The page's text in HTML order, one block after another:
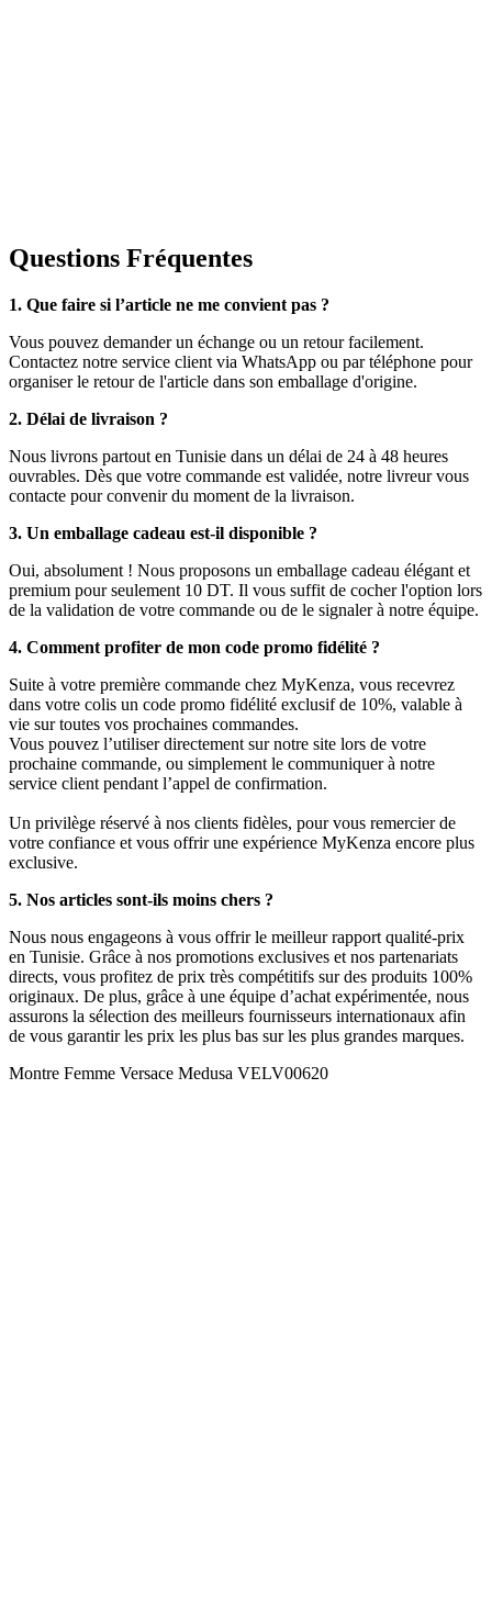
Questions Fréquentes
1. Que faire si l’article ne me convient pas ?
Vous pouvez demander un échange ou un retour facilement.
Contactez notre service client via WhatsApp ou par téléphone pour
organiser le retour de l'article dans son emballage d'origine.
2. Délai de livraison ?
Nous livrons partout en Tunisie dans un délai de 24 à 48 heures
ouvrables. Dès que votre commande est validée, notre livreur vous
contacte pour convenir du moment de la livraison.
3. Un emballage cadeau est-il disponible ?
Oui, absolument ! Nous proposons un emballage cadeau élégant et
premium pour seulement 10 DT. Il vous suffit de cocher l'option lors
de la validation de votre commande ou de le signaler à notre équipe.
4. Comment profiter de mon code promo fidélité ?
Suite à votre première commande chez MyKenza, vous recevrez
dans votre colis un code promo fidélité exclusif de 10%, valable à
vie sur toutes vos prochaines commandes.
Vous pouvez l’utiliser directement sur notre site lors de votre
prochaine commande, ou simplement le communiquer à notre
service client pendant l’appel de confirmation.
Un privilège réservé à nos clients fidèles, pour vous remercier de
votre confiance et vous offrir une expérience MyKenza encore plus
exclusive.
5. Nos articles sont-ils moins chers ?
Nous nous engageons à vous offrir le meilleur rapport qualité-prix
en Tunisie. Grâce à nos promotions exclusives et nos partenariats
directs, vous profitez de prix très compétitifs sur des produits 100%
originaux. De plus, grâce à une équipe d’achat expérimentée, nous
assurons la sélection des meilleurs fournisseurs internationaux afin
de vous garantir les prix les plus bas sur les plus grandes marques.
Montre Femme Versace Medusa VELV00620